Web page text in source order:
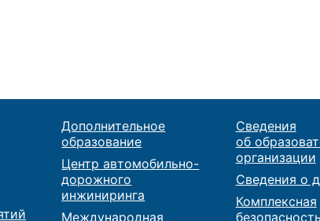
Дополнительное
образование
Центр автомобильно-
дорожного
инжиниринга
Международная
Сведения
об
организации
Сведения о
Комплексная
безопасность